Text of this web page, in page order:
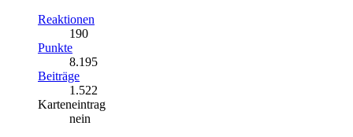
Reaktionen
190
Punkte
8.195
Beiträge
1.522
Karteneintrag
nein